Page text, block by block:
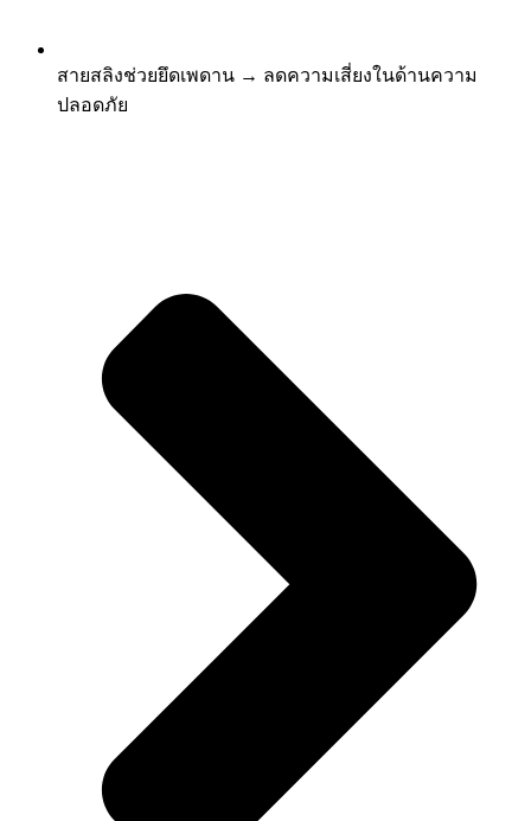
สายสลิงช่วยยึดเพดาน → ลดความเสี่ยงในด้านความ
ปลอดภัย